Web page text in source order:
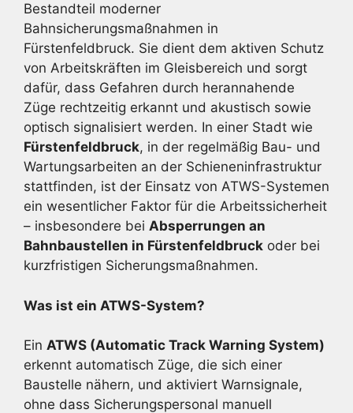
Bestandteil moderner
Bahnsicherungsmaßnahmen in
Fürstenfeldbruck. Sie dient dem aktiven Schutz
von Arbeitskräften im Gleisbereich und sorgt
dafür, dass Gefahren durch herannahende
Züge rechtzeitig erkannt und akustisch sowie
optisch signalisiert werden. In einer Stadt wie
Fürstenfeldbruck, in der regelmäßig Bau- und
Wartungsarbeiten an der Schieneninfrastruktur
stattfinden, ist der Einsatz von ATWS-Systemen
ein wesentlicher Faktor für die Arbeitssicherheit
– insbesondere bei Absperrungen an
Bahnbaustellen in Fürstenfeldbruck oder bei
kurzfristigen Sicherungsmaßnahmen.
Was ist ein ATWS-System?
Ein ATWS (Automatic Track Warning System)
erkennt automatisch Züge, die sich einer
Baustelle nähern, und aktiviert Warnsignale,
ohne dass Sicherungspersonal manuell